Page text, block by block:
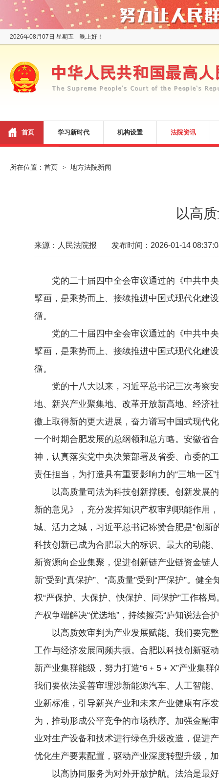
2026年08月07日 星期五 晚上好！
首页 学习新时代 机构设置 法院资讯
所在位置： 首页 > 地方法院新闻
以高
来源：人民法院报 发布时间：2026-01-14
党的二十届四中全会审议通过的《中共中央
擘画，是乘势而上、接续推进中国式现代化建
循。
党的二十届四中全会审议通过的《中共中央
擘画，是乘势而上、接续推进中国式现代化建
循。
党的十八大以来，习近平总书记三次考察安
地、新兴产业聚集地、改革开放新高地、经济
徽上取得新的更大进展，奋力谱写中国式现代
一个时期合肥发展的总纲领和总方略。安徽省
神，认真落实党中央决策部署及省委、市委的
责任担当，为打造具有重要影响力的“三地一区
以高质量司法为科技创新撑腰。创新发展的
新的意见》，充分发挥知识产权审判职能作用
城、活力之城，习近平总书记称赞合肥是“创
科技创新已成为合肥最大的标识、最大的动能
新资源向企业集聚，促进创新链产业链资金链
新”受到“真保护”、“高质量”受到“严保护”。
权“严保护、大保护、快保护、同保护”工作格
产权争端解决“优选地”，持续擦亮“庐知说法合
以高质效审判为产业发展赋能。我们要完整
工作与经济发展同频共振。合肥以科技创新驱
新产业集群能级，努力打造“6﹢5﹢X”产业集
我们要依法妥善审理涉新能源汽车、人工智能
业新标准，引导新兴产业和未来产业健康有序
为，推动形成公平竞争的市场秩序。加强金融
业对生产设备和技术进行绿色升级改造，促进
优化生产要素配置，驱动产业深度转型升级，
以高协同服务为对外开放护航。法治是最好